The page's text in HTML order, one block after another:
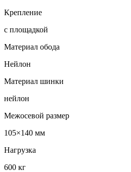
Крепление
с площадкой
Материал обода
Нейлон
Материал шинки
нейлон
Межосевой размер
105×140 мм
Нагрузка
600 кг